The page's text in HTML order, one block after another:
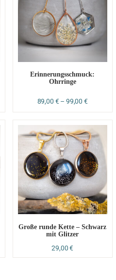
Erinnerungsschmuck:
Ohrringe
89,00 €– 99,00 €
Große runde Kette – Schwarz
mit Glitzer
29,00€